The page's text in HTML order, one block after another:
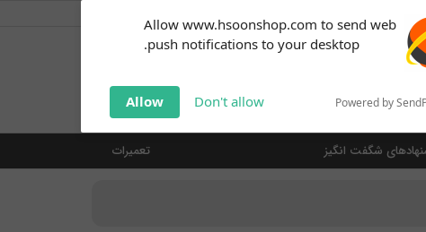
Allow www.hsoonshop.com to send web
push notifications to your desktop.
Powered by
Don't allow
Allow
notifications!
Click the bell icon to enable
شگفت انگیز تعمیرات